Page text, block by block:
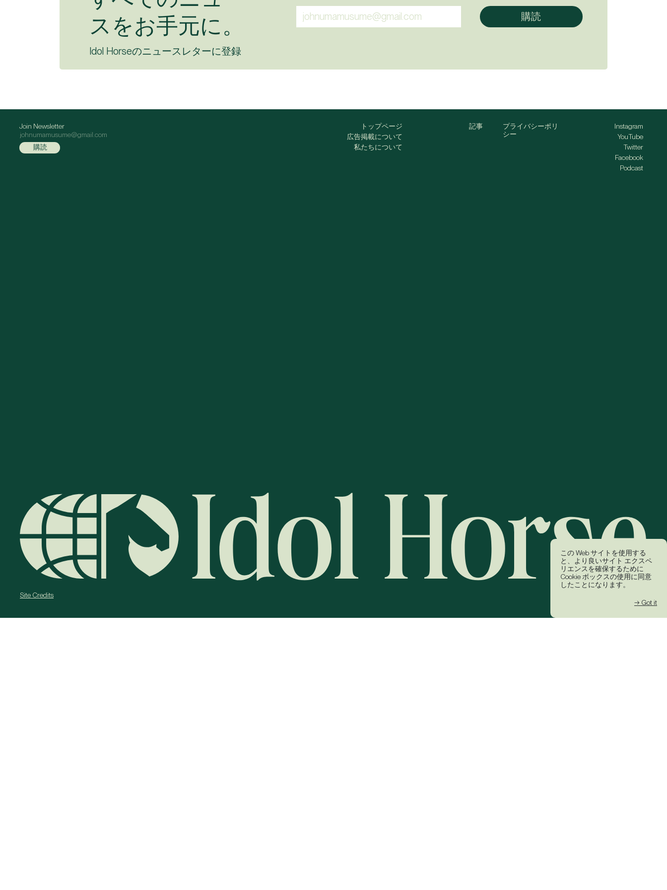
この Web サイトを使用する
と、より良いサイト エクスペ
リエンスを確保するために
Cookie ボックスの使用に同意
したことになります。
→ Got it
スをお手元に。
Idol Horseのニュースレターに登録
Join Newsletter
トップページ
広告掲載について
私たちについて
記事
プライバシーポリ
シー
Instagram
YouTube
Twitter
Facebook
Podcast
Site Credits